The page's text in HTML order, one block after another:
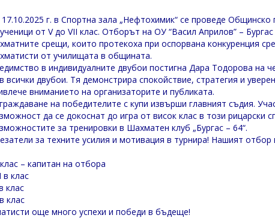
г. в Спортна зала „Нефтохимик“ се проведе
от V до VII клас. Отборът на ОУ “Васил Априлов” –
срещи, които протекоха при оспорвана конкуренция
от училищата в общината.
в индивидуалните двубои постигна Дара Тодорова на
всички двубои. Тя демонстрира спокойствие, стратегия и
вниманието на организаторите и публиката.
на победителите с купи извърши главният съдия.
да се докоснат до игра от висок клас в този рицарски
за тренировки в Шахматен клуб „Бургас – 64“.
за техните усилия и мотивация в турнира! Нашият отбор
– капитан на отбора
клас
клас
клас
още много успехи и победи в бъдеще!